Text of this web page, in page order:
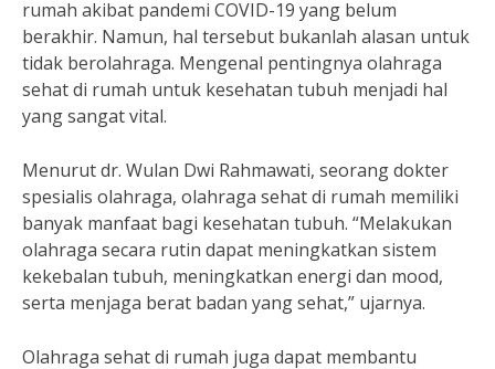
rumah akibat pandemi COVID-19 yang belum
berakhir. Namun, hal tersebut bukanlah alasan untuk
tidak berolahraga. Mengenal pentingnya olahraga
sehat di rumah untuk kesehatan tubuh menjadi hal
yang sangat vital.
Menurut dr. Wulan Dwi Rahmawati, seorang dokter
spesialis olahraga, olahraga sehat di rumah memiliki
banyak manfaat bagi kesehatan tubuh. “Melakukan
olahraga secara rutin dapat meningkatkan sistem
kekebalan tubuh, meningkatkan energi dan mood,
serta menjaga berat badan yang sehat,” ujarnya.
Olahraga sehat di rumah juga dapat membantu